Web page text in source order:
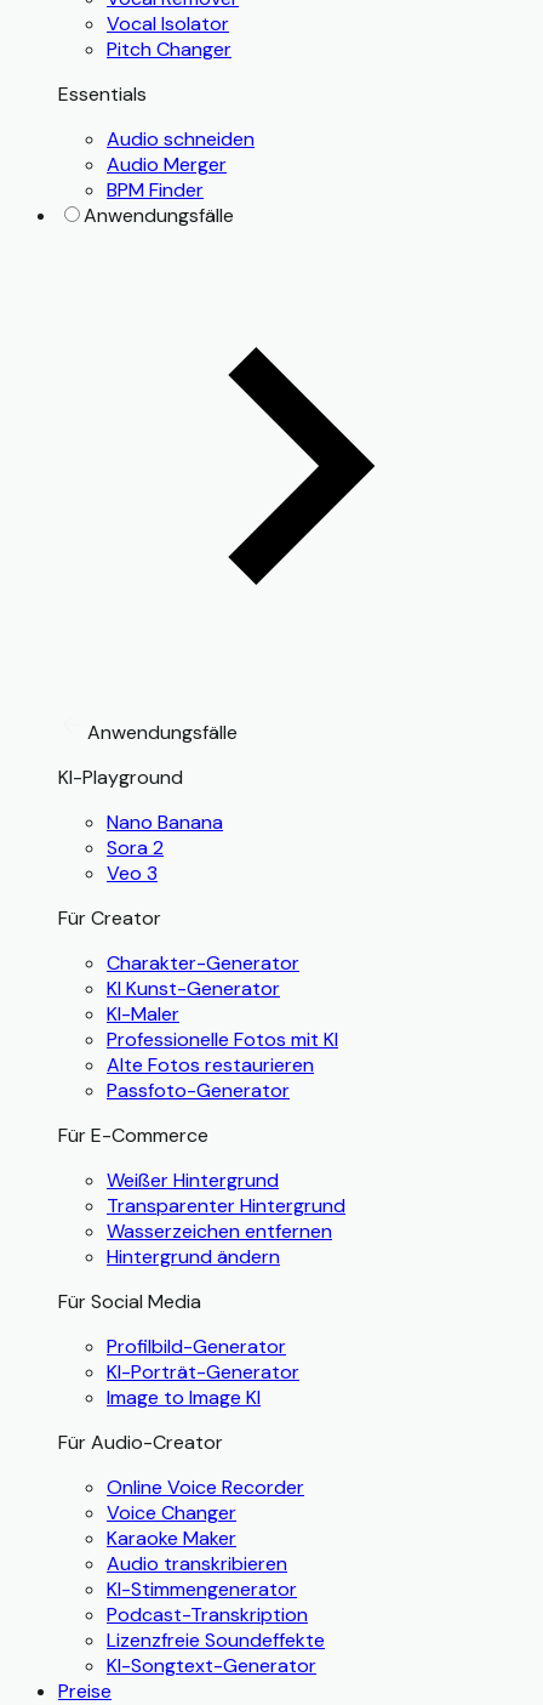
Vocal Isolator
Pitch Changer
Essentials
Audio schneiden
Audio Merger
BPM Finder
Anwendungsfälle
Anwendungsfälle
KI-Playground
Nano Banana
Sora 2
Veo 3
Für Creator
Charakter-Generator
KI Kunst-Generator
KI-Maler
Professionelle Fotos mit KI
Alte Fotos restaurieren
Passfoto-Generator
Für E-Commerce
Weißer Hintergrund
Transparenter Hintergrund
Wasserzeichen entfernen
Hintergrund ändern
Für Social Media
Profilbild-Generator
KI-Porträt-Generator
Image to Image KI
Für Audio-Creator
Online Voice Recorder
Voice Changer
Karaoke Maker
Audio transkribieren
KI-Stimmengenerator
Podcast-Transkription
Lizenzfreie Soundeffekte
KI-Songtext-Generator
Preise